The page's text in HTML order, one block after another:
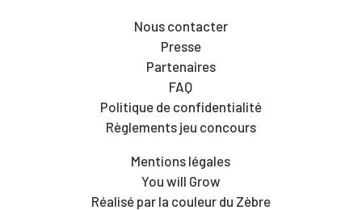
Nous contacter
Presse
Partenaires
FAQ
Politique de confidentialité
Règlements jeu concours
Mentions légales
You will Grow
Réalisé par la couleur du Zèbre